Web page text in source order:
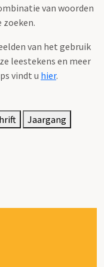
van woorden
zoeken.
van het gebruik
leestekens en meer
vindt u hier.
Jaargang